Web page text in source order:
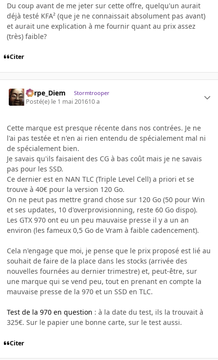
Du coup avant de me jeter sur cette offre, quelqu'un aurait
déjà testé KFA² (que je ne connaissait absolument pas avant)
et aurait une explication à me fournir quant au prix assez
(très) faible?
Citer
Carpe_Diem Stormtrooper
Posté(e) le 1 mai 201610 a
Cette marque est presque récente dans nos contrées. Je ne
l'ai pas testée et n'en ai rien entendu de spécialement mal ni
de spécialement bien.
Je savais qu'ils faisaient des CG à bas coût mais je ne savais
pas pour les SSD.
Ce dernier est en NAN TLC (Triple Level Cell) a priori et se
trouve à 40€ pour la version 120 Go.
On ne peut pas mettre grand chose sur 120 Go (50 pour Win
et ses updates, 10 d'overprovisionning, reste 60 Go dispo).
Les GTX 970 ont eu un peu mauvaise presse il y a un an
environ (les fameux 0,5 Go de Vram à faible cadencement).
Cela n'engage que moi, je pense que le prix proposé est lié au
souhait de faire de la place dans les stocks (arrivée des
nouvelles fournées au dernier trimestre) et, peut-être, sur
une marque qui se vend peu, tout en prenant en compte la
mauvaise presse de la 970 et un SSD en TLC.
Test de la 970 en question : à la date du test, ils la trouvait à
325€. Sur le papier une bonne carte, sur le test aussi.
Citer